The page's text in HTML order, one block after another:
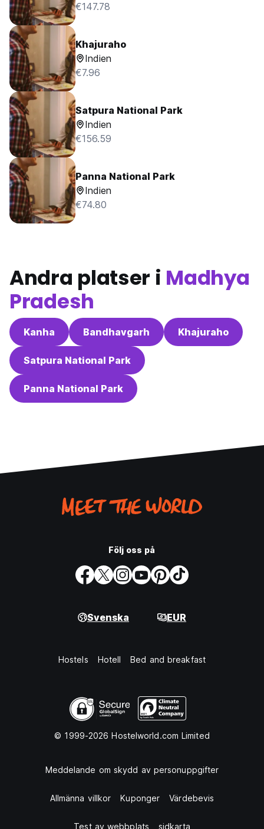
€147.78
Khajuraho
Indien
€7.96
Satpura National Park
Indien
€156.59
Panna National Park
Indien
€74.80
Andra platser i Madhya
Pradesh
Kanha Bandhavgarh Khajuraho
Satpura National Park
Panna National Park
Följ oss på
Svenska EUR
Hostels Hotell Bed and breakfast
© 1999-2026 Hostelworld.com Limited
Meddelande om skydd av personuppgifter
Allmänna villkor Kuponger Värdebevis
Test av webbplats sidkarta